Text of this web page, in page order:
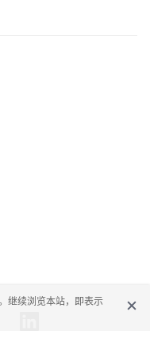
继续浏览本站，即表示